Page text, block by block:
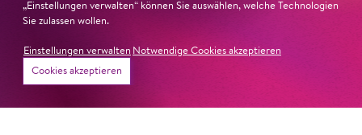
Sa 16. Jan
„Einstellungen verwalten“ können Sie auswählen, welche Technologien
Sie zulassen wollen.
Einstellungen verwalten Notwendige Cookies akzeptieren
Cookies akzeptieren